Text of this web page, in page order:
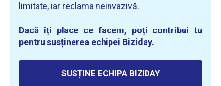
limitate, iar reclama neinvazivă.
Dacă îți place ce facem, poți contribui tu
pentru susținerea echipei Biziday.
SUSȚINE ECHIPA BIZIDAY